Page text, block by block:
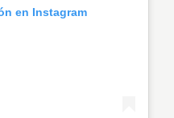
en Instagram